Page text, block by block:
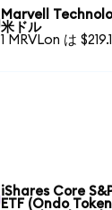
Marvell
米ドル
1 MRVLon は
iShares Core
ETF (Ondo